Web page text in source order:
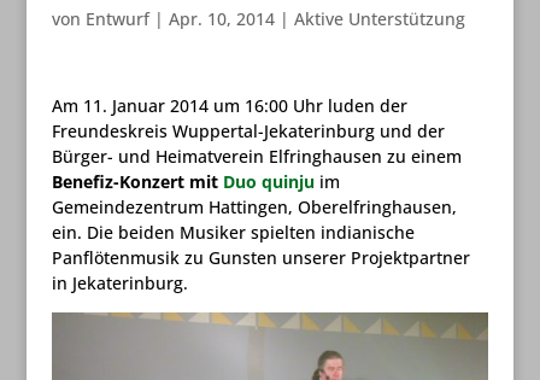
von Entwurf| Apr. 10, 2014| Aktive Unterstützung
Am 11. Januar 2014 um 16:00 Uhr luden der
Freundeskreis Wuppertal-Jekaterinburg und der
Bürger- und Heimatverein Elfringhausen zu einem
Benefiz-Konzert mit Duo quinjuim
Gemeindezentrum Hattingen, Oberelfringhausen,
ein. Die beiden Musiker spielten indianische
Panflötenmusik zu Gunsten unserer Projektpartner
in Jekaterinburg.